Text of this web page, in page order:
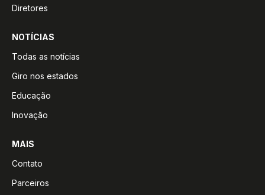
Diretores
NOTÍCIAS
Todas as notícias
Giro nos estados
Educação
Inovação
MAIS
Contato
Parceiros